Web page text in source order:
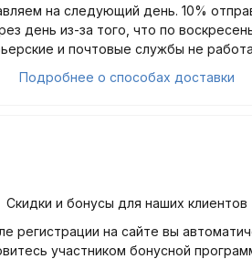
на следующий день. 10%
день из-за того, что по
и почтовые службы не
Подробнее о способах доставки
Скидки и бонусы для наших клиентов
регистрации на сайте вы
участником бонусной